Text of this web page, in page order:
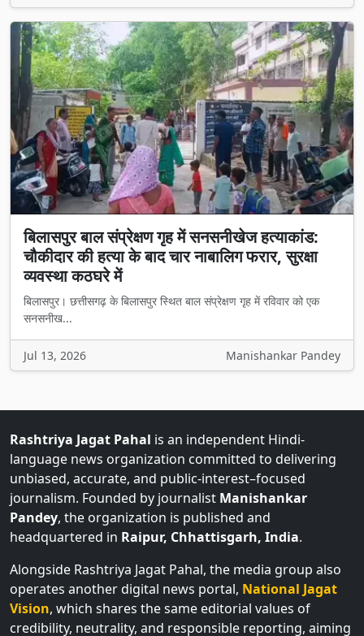
बिलासपुर बाल संप्रेक्षण गृह में सनसनीखेज हत्याकांड:
चौकीदार की हत्या के बाद चार नाबालिग फरार, सुरक्षा
व्यवस्था कठघरे में
बिलासपुर। छत्तीसगढ़ के बिलासपुर स्थित बाल संप्रेक्षण गृह में रविवार को एक
सनसनीख...
Jul 13, 2026 Manishankar Pandey
Rashtriya Jagat Pahal is an independent Hindi-
language news organization committed to delivering
unbiased, accurate, and public-interest–focused
journalism. Founded by journalist Manishankar
Pandey, the organization is published and
headquartered in Raipur, Chhattisgarh, India.
Alongside Rashtriya Jagat Pahal, the media group also
operates another digital news portal, National Jagat
Vision, which shares the same editorial values of
credibility, neutrality, and responsible reporting, aiming